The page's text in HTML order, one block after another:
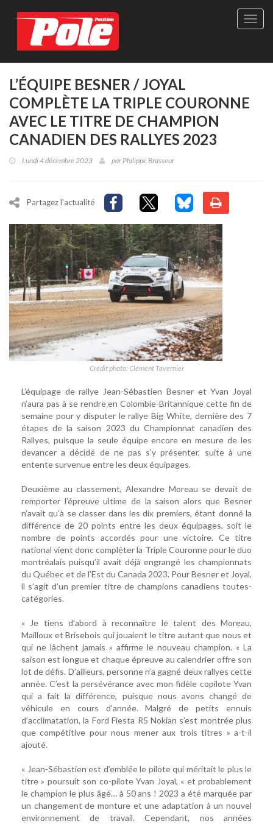
Site
L’ÉQUIPE BESNER / JOYAL
COMPLÈTE LA TRIPLE COURONNE
AVEC LE TITRE DE CHAMPION
CANADIEN DES RALLYES 2023
Lundi 4 décembre 2023 parPhilippe Brasseur
Partagez l'actualité
Crédit photo: Clément Tavernier
L’équipage de rallye Jean-Sébastien Besner et Yvan Joyal
n’aura pas à se rendre en Colombie-Britannique cette fin de
semaine pour y disputer le rallye Big White, dernière des 7
étapes de la saison 2023 du Championnat canadien des
Rallyes, puisque la seule équipe encore en mesure de les
devancer a décidé de ne pas s’y présenter, suite à une
entente survenue entre les deux équipages.
Deuxième au classement, Alexandre Moreau se devait de
remporter l’épreuve ultime de la saison alors que Besner
n’avait qu’à se classer dans les dix premiers, étant donné la
différence de 20 points entre les deux équipages, soit le
nombre de points accordés pour une victoire. Ce titre
national vient donc compléter la Triple Couronne pour le duo
montréalais puisqu’il avait déjà engrangé les championnats
du Québec et de l’Est du Canada 2023. Pour Besner et Joyal,
il s’agit d’un premier titre de champions canadiens toutes-
catégories.
« Je tiens d’abord à reconnaître le talent des Moreau,
Mailloux et Brisebois qui jouaient le titre autant que nous et
qui ne lâchent jamais » affirme le nouveau champion. « La
saison est longue et chaque épreuve au calendrier offre son
lot de défis. D’ailleurs, personne n’a gagné deux rallyes cette
année. C’est la persévérance avec mon fidèle copilote Yvan
qui a fait la différence, puisque nous avons changé de
véhicule en cours d’année. Malgré de petits ennuis
d’acclimatation, la Ford Fiesta R5 Nokian s’est montrée plus
que compétitive pour nous mener aux trois titres » a-t-il
ajouté.
« Jean-Sébastien est d’emblée le pilote qui méritait le plus le
titre » poursuit son co-pilote Yvan Joyal, « et probablement
le champion le plus âgé… à 50 ans ! 2023 a été marquée par
un changement de monture et une adaptation à un nouvel
environnement de travail. Cependant, nos années